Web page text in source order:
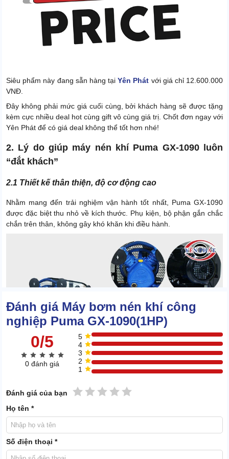
Siêu phẩm này đang sẵn hàng tạiYên Phát với giá chỉ 12.600.000
VNĐ.
Đây không phải mức giá cuối cùng, bởi khách hàng sẽ được tặng
kèm cực nhiều deal hot cùng gift vô cùng giá trị. Chốt đơn ngay với
Yên Phát để có giá deal không thể tốt hơn nhé!
2. Lý do giúp máy nén khí Puma GX-1090 luôn
“đắt khách”
2.1 Thiết kế thân thiện, độ cơ động cao
Nhằm mang đến trải nghiệm vận hành tốt nhất, Puma GX-1090
được đặc biệt thu nhỏ về kích thước. Phụ kiện, bộ phận gắn chắc
chắn trên thân, không gây khó khăn khi điều hành.
Độ cơ động của chiếc máy này cũng được nâng cấp qua combo
bánh xe. Thế nên, ít tốn sức hơn khi cần di chuyển máy như các
dòng máy mini hiện hành.
Đánh giá Máy bơm nén khí công
nghiệp Puma GX-1090(1HP)
0/5
0 đánh giá
5
4
3
2
1
Đánh giá của bạn 5 sao
4 sao
3 sao
2 sao
1 sao
Họ tên *
Số điện thoại *